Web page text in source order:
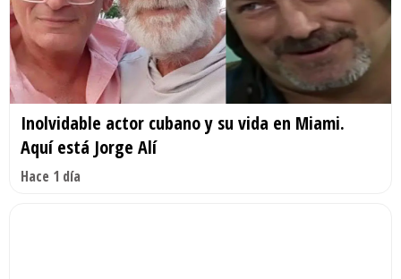
Inolvidable actor cubano y su vida en Miami.
Aquí está Jorge Alí
Hace 1 día